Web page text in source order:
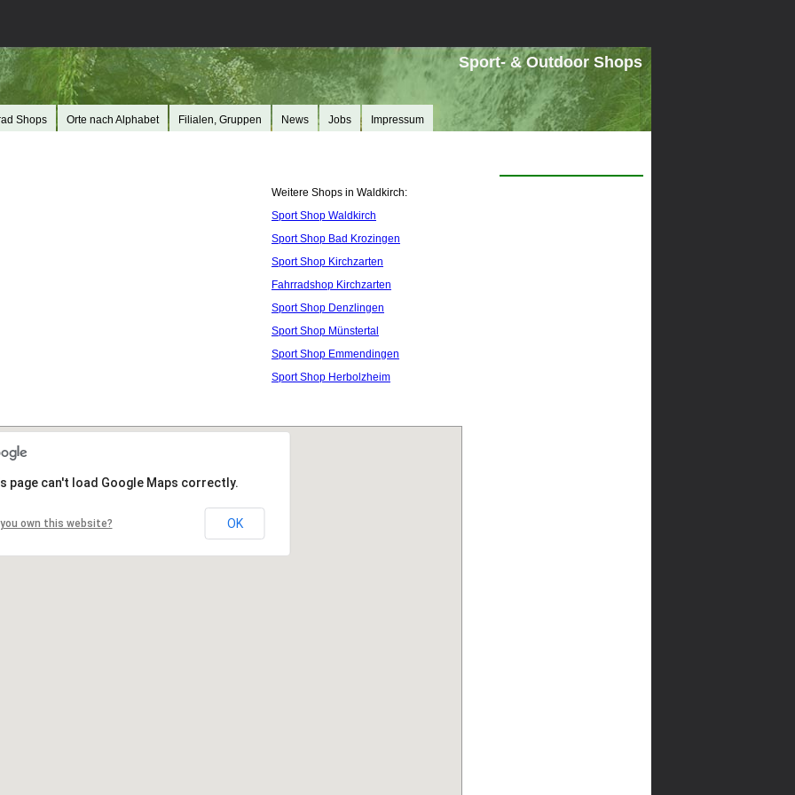
Sport- & Outdoor Shops
Shops Orte nach Alphabet Filialen, Gruppen News Jobs Impressum
Weitere Shops in Waldkirch:
Sport Shop Waldkirch
Sport Shop Bad Krozingen
Sport Shop Kirchzarten
Fahrradshop Kirchzarten
Sport Shop Denzlingen
Sport Shop Münstertal
Sport Shop Emmendingen
Sport Shop Herbolzheim
page can't load Google Maps correctly.
you own this website? OK